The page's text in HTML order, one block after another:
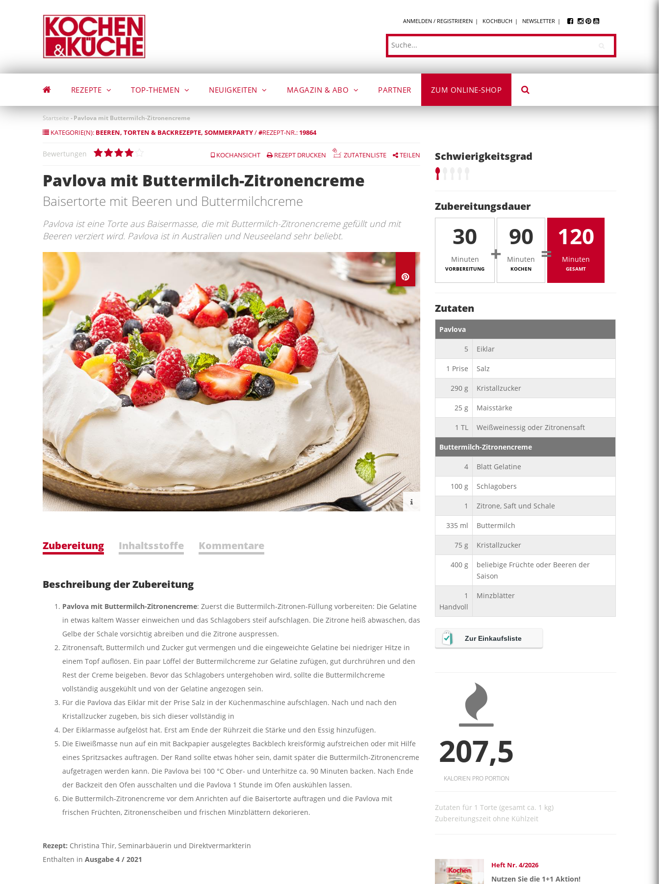
ANMELDEN / REGISTRIEREN KOCHBUCH NEWSLETTER
Suche
REZEPTE TOP-THEMEN NEUIGKEITEN MAGAZIN & ABO PARTNER ZUM ONLINE-SHOP
Startseite -Pavlova mit Buttermilch-Zitronencreme
KATEGORIE(N): BEEREN TORTEN & BACKREZEPTE SOMMERPARTY/#REZEPT-NR.: 19864
Bewertungen KOCHANSICHT REZEPT DRUCKEN ZUTATENLISTE TEILEN
Pavlova mit Buttermilch-Zitronencreme
Baisertorte mit Beeren und Buttermilchcreme
Pavlova ist eine Torte aus Baisermasse, die mit Buttermilch-Zitronencreme gefüllt und mit
Beeren verziert wird. Pavlova ist in Australien und Neuseeland sehr beliebt.
Zubereitung Inhaltsstoffe Kommentare
Beschreibung der Zubereitung
Pavlova mit Buttermilch-Zitronencreme: Zuerst die Buttermilch-Zitronen-Füllung vorbereiten: Die Gelatine
in etwas kaltem Wasser einweichen und das Schlagobers steif aufschlagen. Die Zitrone heiß abwaschen, das
Gelbe der Schale vorsichtig abreiben und die Zitrone auspressen.
Zitronensaft, Buttermilch und Zucker gut vermengen und die eingeweichte Gelatine bei niedriger Hitze in
einem Topf auflösen. Ein paar Löffel der Buttermilchcreme zur Gelatine zufügen, gut durchrühren und den
Rest der Creme beigeben. Bevor das Schlagobers untergehoben wird, sollte die Buttermilchcreme
vollständig ausgekühlt und von der Gelatine angezogen sein.
Für die Pavlova das Eiklar mit der Prise Salz in der Küchenmaschine aufschlagen. Nach und nach den
Kristallzucker zugeben, bis sich dieser vollständig in
Der Eiklarmasse aufgelöst hat. Erst am Ende der Rührzeit die Stärke und den Essig hinzufügen.
Die Eiweißmasse nun auf ein mit Backpapier ausgelegtes Backblech kreisförmig aufstreichen oder mit Hilfe
eines Spritzsackes auftragen. Der Rand sollte etwas höher sein, damit später die Buttermilch-Zitronencreme
aufgetragen werden kann. Die Pavlova bei 100 °C Ober- und Unterhitze ca. 90 Minuten backen. Nach Ende
der Backzeit den Ofen ausschalten und die Pavlova 1 Stunde im Ofen auskühlen lassen.
Die Buttermilch-Zitronencreme vor dem Anrichten auf die Baisertorte auftragen und die Pavlova mit
frischen Früchten, Zitronenscheiben und frischen Minzblättern dekorieren.
Rezept: Christina Thir, Seminarbäuerin und Direktvermarkterin
Enthalten in Ausgabe 4 / 2021
Schwierigkeitsgrad
Zubereitungsdauer
30
Minuten
VORBEREITUNG
+
90
Minuten
KOCHEN
=
120
Minuten
GESAMT
Zutaten
Pavlova
5 Eiklar
1 Prise Salz
290 g Kristallzucker
25 g Maisstärke
1 TL Weißweinessig oder Zitronensaft
Buttermilch-Zitronencreme
4 Blatt Gelatine
100 g Schlagobers
1 Zitrone, Saft und Schale
335 ml Buttermilch
75 g Kristallzucker
400 g
beliebige Früchte oder Beeren der
Saison
1
Handvoll
Minzblätter
Zur Einkaufsliste
207,5
KALORIEN PRO PORTION
Zutaten für 1 Torte (gesamt ca. 1 kg)
Zubereitungszeit ohne Kühlzeit
Heft Nr. 4/2026
Nutzen Sie die 1+1 Aktion!